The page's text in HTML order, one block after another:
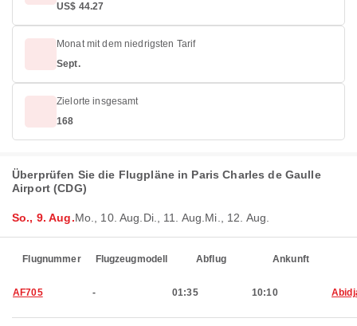
US$ 44.27
Monat mit dem niedrigsten Tarif
Sept.
Zielorte insgesamt
168
Überprüfen Sie die Flugpläne in Paris Charles de Gaulle
Airport (CDG)
So., 9. Aug.Mo., 10. Aug. Di., 11. Aug. Mi., 12. Aug.
Flugnummer Flugzeugmodell Abflug Ankunft
AF705 - 01:35 10:10